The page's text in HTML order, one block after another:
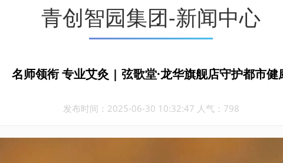
青创智园集团-新闻中心
名师领衔 专业艾灸 | 弦歌堂·龙华旗舰店守护都市健
发布时间：2025-06-30 10:32:47 人气：798